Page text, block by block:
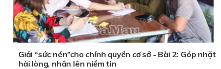
Giải “sức nén”cho chính quyền cơ sở - Bài 2: Góp nhặt
hài lòng, nhân lên niềm tin